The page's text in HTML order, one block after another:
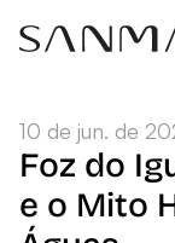
10 de jun. de
Foz do
e o Mito